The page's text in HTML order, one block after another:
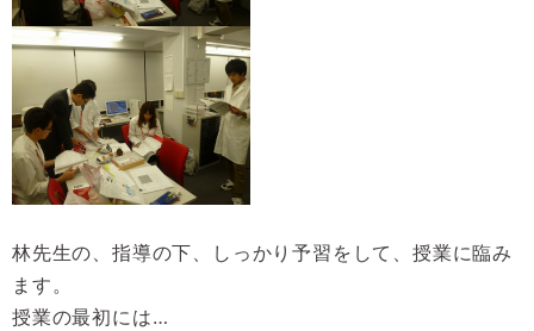
林先生の、指導の下、しっかり予習をして、授業に臨み
ます。
授業の最初には…